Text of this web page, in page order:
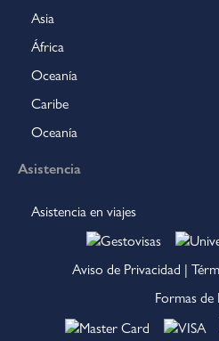
Asia
África
Oceanía
Caribe
Oceanía
Asistencia
Asistencia en viajes
Aviso de Privacidad |
Formas de